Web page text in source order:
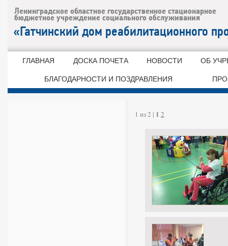
ГЛАВНАЯ ДОСКА ПОЧЕТА НОВОСТИ ОБ
БЛАГОДАРНОСТИ И ПОЗДРАВЛЕНИЯ
1 из 2 | 1 2